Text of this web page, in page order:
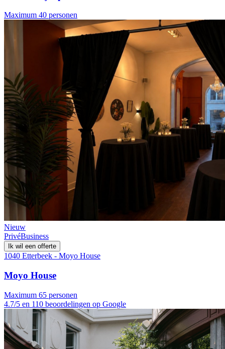
Maximum 40 personen
Nieuw
PrivéBusiness
Ik wil een offerte
1040 Etterbeek - Moyo House
Moyo House
Maximum 65 personen
4.7/5 en 110 beoordelingen op Google